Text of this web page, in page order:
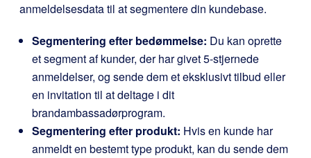
anmeldelsesdata til at segmentere din kundebase.
Segmentering efter bedømmelse: Du kan oprette
et segment af kunder, der har givet 5-stjernede
anmeldelser, og sende dem et eksklusivt tilbud eller
en invitation til at deltage i dit
brandambassadørprogram.
Segmentering efter produkt: Hvis en kunde har
anmeldt en bestemt type produkt, kan du sende dem